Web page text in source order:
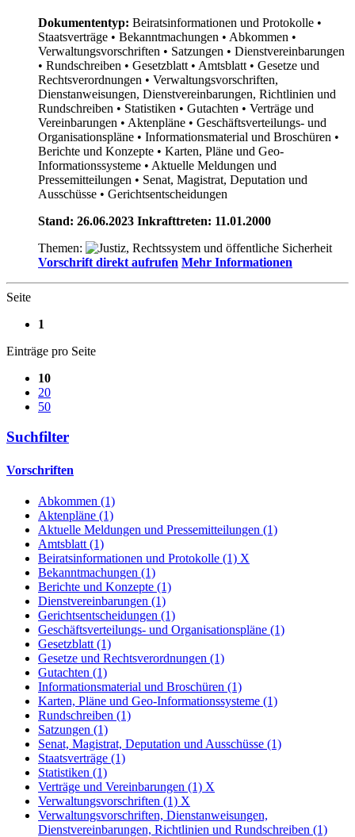
Dokumententyp: Beiratsinformationen und Protokolle •
Staatsverträge • Bekanntmachungen • Abkommen •
Verwaltungsvorschriften • Satzungen • Dienstvereinbarungen
• Rundschreiben • Gesetzblatt • Amtsblatt • Gesetze und
Rechtsverordnungen • Verwaltungsvorschriften,
Dienstanweisungen, Dienstvereinbarungen, Richtlinien und
Rundschreiben • Statistiken • Gutachten • Verträge und
Vereinbarungen • Aktenpläne • Geschäftsverteilungs- und
Organisationspläne • Informationsmaterial und Broschüren •
Berichte und Konzepte • Karten, Pläne und Geo-
Informationssysteme • Aktuelle Meldungen und
Pressemitteilungen • Senat, Magistrat, Deputation und
Ausschüsse • Gerichtsentscheidungen
Stand: 26.06.2023 Inkrafttreten: 11.01.2000
Themen:
Vorschrift direkt aufrufen Mehr Informationen
Seite
1
Einträge pro Seite
10
20
50
Suchfilter
Vorschriften
Abkommen (1)
Aktenpläne (1)
Aktuelle Meldungen und Pressemitteilungen (1)
Amtsblatt (1)
Beiratsinformationen und Protokolle (1) X
Bekanntmachungen (1)
Berichte und Konzepte (1)
Dienstvereinbarungen (1)
Gerichtsentscheidungen (1)
Geschäftsverteilungs- und Organisationspläne (1)
Gesetzblatt (1)
Gesetze und Rechtsverordnungen (1)
Gutachten (1)
Informationsmaterial und Broschüren (1)
Karten, Pläne und Geo-Informationssysteme (1)
Rundschreiben (1)
Satzungen (1)
Senat, Magistrat, Deputation und Ausschüsse (1)
Staatsverträge (1)
Statistiken (1)
Verträge und Vereinbarungen (1) X
Verwaltungsvorschriften (1) X
Verwaltungsvorschriften, Dienstanweisungen,
Dienstvereinbarungen, Richtlinien und Rundschreiben (1)